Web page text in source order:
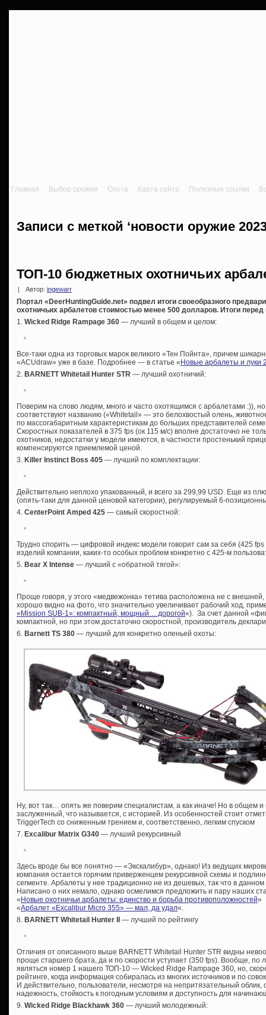
Главная Выбор оружия Охота Карта сайта Полезные ссылки
Записи с меткой ‘новости оружие
ТОП-10 бюджетных охотничьих
Автор: ingewarr
Портал «DeerHuntingGuide.net» подвел итоги своеобразного
охотничьих арбалетов стоимостью менее 500 долларов. Итоги
1. Wicked Ridge Rampage 360 — лучший в общем и целом:
Все-таки одна из торговых марок великого «Тен Пойнта», причем
«ACUdraw» уже в базе. Подробнее — в статье « Новые арбалеты и луки
2. BARNETT Whitetail Hunter STR — лучший охотничий:
Поверим на слово людям, много и часто охотящимся с арбалетами :)),
соответствуют названию («Whitetail» — это белохвостый олень,
по массогабаритным характеристикам до больших представителей
Скоростных показателей в 375 fps (ок 115 м/с) вполне достаточно не
охотников, недостатки у модели имеются, в частности простенький
компенсируются приемлемой ценой.
3. Killer Instinct Boss 405 — лучший по комплектации:
Действительно неплохо упакованный, и всего за 299,99 USD. Еще из
(опять-таки для данной ценовой категории), регулируемый 6-
4. CenterPoint Amped 425 — самый скоростной:
Трудно спорить — цифровой индекс модели говорит сам за себя (425
изделий компании, каких-то особых проблем конкретно с 425-м
5. Bear X Intense — лучший с «обратной тягой»:
Проще говоря, у этого «медвежонка» тетива расположена не с
хорошо видно на фото, что значительно увеличивает рабочий ход,
«Mission SUB-1»: компактный, мощный… дорогой«). За счет данной
компактной, но при этом достаточно скоростной, производитель
6. Barnett TS 380 — лучший для конкретно оленьей охоты:
Ну, вот так… опять же поверим специалистам, а как иначе! Но в общем
заслуженный, что называется, с историей. Из особенностей стоит
TriggerTech со сниженным трением и, соответственно, легким спуском
7. Excalibur Matrix G340 — лучший рекурсивный
Здесь вроде бы все понятно — «Экскалибур», однако! Из ведущих
компания остается горячим приверженцем рекурсивной схемы и
сегменте. Арбалеты у нее традиционно не из дешевых, так что в
Написано о них немало, однако осмелимся предложить и пару наших
« Новые охотничьи арбалеты: единство и борьба противоположностей»
«Арбалет «Excalibur Micro 355» — мал, да удал«.
8. BARNETT Whitetail Hunter II — лучший по рейтингу
Отличия от описанного выше BARNETT Whitetail Hunter STR видны
проще старшего брата, да и по скорости уступает (350 fps). Вообще, по
являться номер 1 нашего ТОП-10 — Wicked Ridge Rampage 360, но,
рейтинге, когда информация собиралась из многих источников и по
И действительно, пользователи, несмотря на непритязательный
надежность, стойкость к погодным условиям и доступность для
9. Wicked Ridge Blackhawk 360 — лучший молодежный: